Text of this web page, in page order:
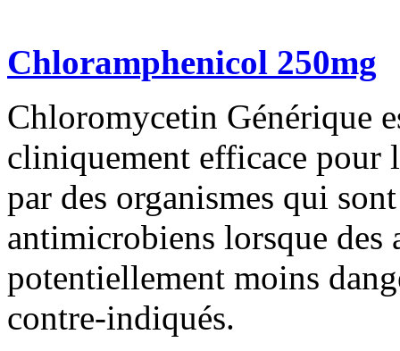
Chloramphenicol 250mg
Chloromycetin Générique
cliniquement efficace pour
par des organismes qui
antimicrobiens lorsque des
potentiellement moins
contre-indiqués.